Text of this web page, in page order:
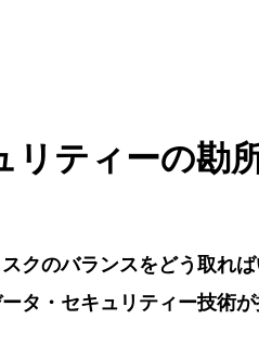
リティーの勘
クのバランスをどう取れ
タ・セキュリティー技術